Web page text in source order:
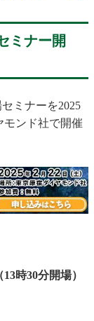
ミナー開
ミナーを2025
モンド社で開催
時30分開場）